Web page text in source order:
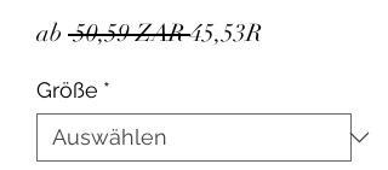
ab 50,59 ZAR Standardpreis
45,53RSale-
Größe *